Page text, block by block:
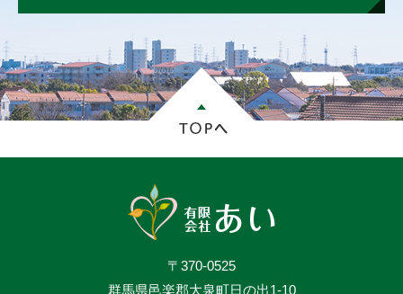
〒370-0525
群馬県邑楽郡大泉町日の出1-10